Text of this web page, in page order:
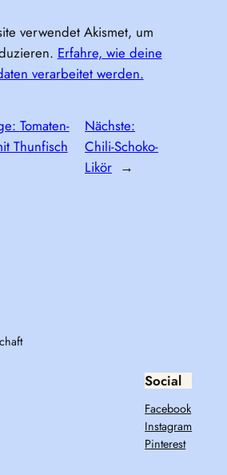
verwendet Akismet, um
Erfahre, wie deine
verarbeitet werden.
Tomaten-
Thunfisch
Nächste:
Chili-Schoko-
Likör →
Social
Facebook
Instagram
Pinterest